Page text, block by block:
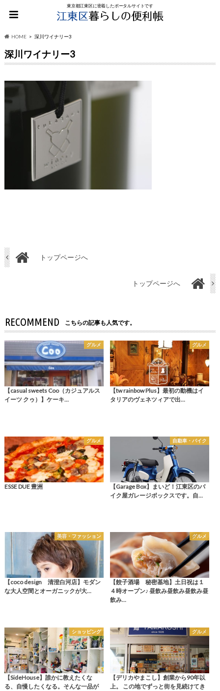
東京都江東区に密着したポータルサイトです
HOME 深川ワイナリー3
深川ワイナリー3
トップページへ
トップページへ
RECOMMEND こちらの記事も人気です。
グルメ
【casual sweets Coo（カジュアルス
イーツ クゥ）】ケーキ…
グルメ
【tw rainbow Plus】最初の動機はイ
タリアのヴェネツィアで出…
グルメ
ESSE DUE 豊洲
自動車・バイク
【Garage Box】まいど！江東区のバ
イク屋ガレージボックスです。自…
美容・ファッション
【coco design 清澄白河店】モダン
な大人空間とオーガニックが大…
グルメ
【餃子酒場 秘密基地】土日祝は１
４時オープン♪ 昼飲み昼飲み昼飲み昼
飲み…
ショッピング
【SideHouse】誰かに教えたくな
る、自慢したくなる。そんな一品が
グルメ
【デリカやまこし】創業から90年以
上。 この地でずっと街を見続けてき